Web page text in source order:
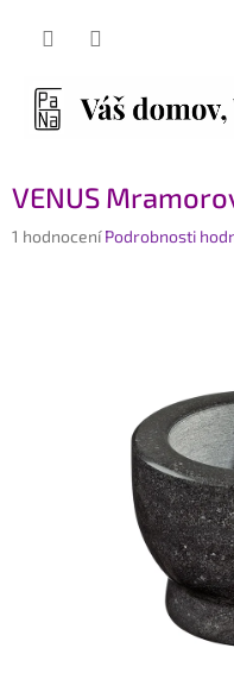
VENUS
Průměrné
1 hodnocení Podrobnosti